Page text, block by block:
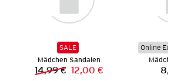
Preis:
SALE
Mädchen Sandalen
Vorheriger Preis:
14,99 € Neuer Preis:
12,00 €
Online